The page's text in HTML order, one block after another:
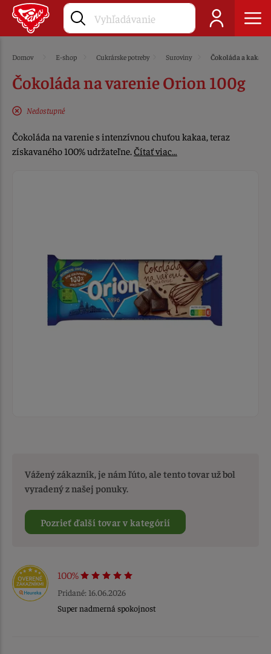
Domov E-shop Cukrárske potreby Suroviny Čokoláda a kakao
Čokoláda na varenie Orion 100g
Nedostupné
Čokoláda na varenie s intenzívnou chuťou kakaa, teraz
získavaného 100% udržateľne.Čítať viac…
Vážený zákazník, je nám ľúto, ale tento tovar už bol
vyradený z našej ponuky.
Pozrieť ďalší tovar v kategórií
100%
Pridané: 16.06.2026
Super nadmerná spokojnost